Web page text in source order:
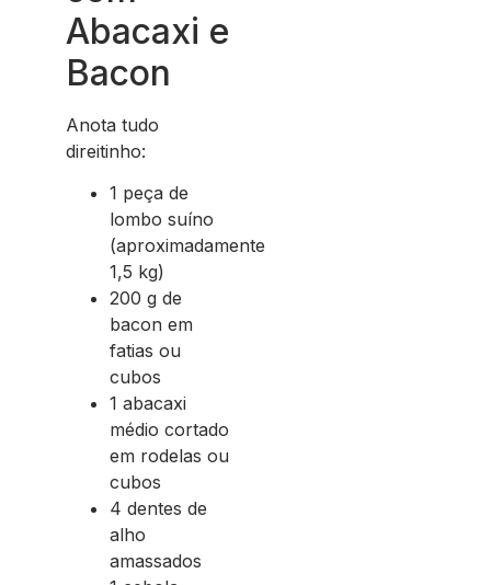
Abacaxi e
Bacon
Anota tudo
direitinho:
1 peça de
lombo suíno
(aproximadamente
1,5 kg)
200 g de
bacon em
fatias ou
cubos
1 abacaxi
médio cortado
em rodelas ou
cubos
4 dentes de
alho
amassados